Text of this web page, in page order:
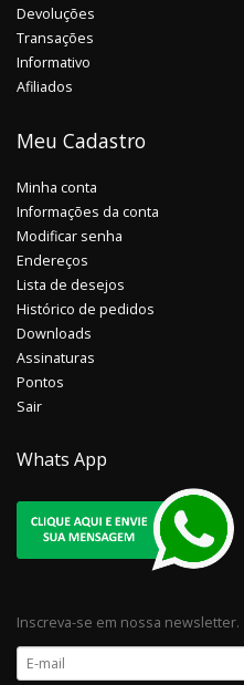
Devoluções
Transações
Informativo
Afiliados
Meu Cadastro
Minha conta
Informações da conta
Modificar senha
Endereços
Lista de desejos
Histórico de pedidos
Downloads
Assinaturas
Pontos
Sair
Whats App
Inscreva-se em nossa newsletter.